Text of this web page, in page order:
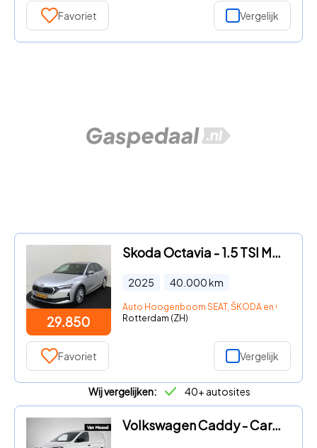
Favoriet Vergelijk
29.850
Skoda Octavia - 1.5 TSI MHEV Business Edition
2025 40.000km
Auto Hoogenboom SEAT, ŠKODA en
Rotterdam (ZH)
Favoriet Vergelijk
Wij vergelijken: 40+ autosites
Volkswagen Caddy - Cargo 2.0 TDI 102PK | Multifunctioneel Stuurwiel | Parkeerse